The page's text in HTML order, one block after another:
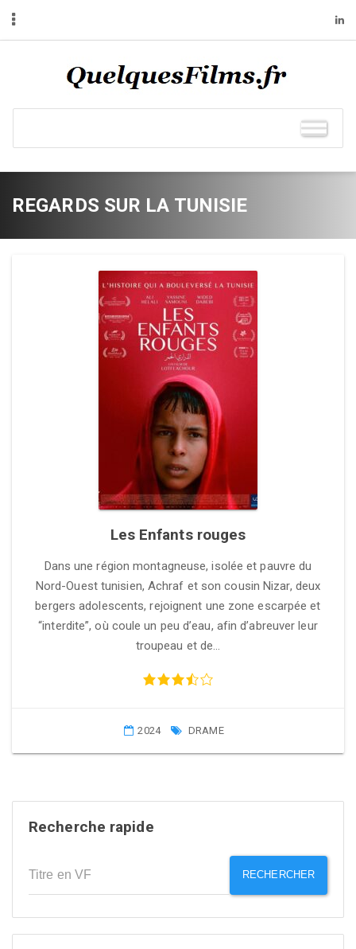
REGARDS SUR LA TUNISIE
Les Enfants rouges
Dans une région montagneuse, isolée et pauvre du
Nord-Ouest tunisien, Achraf et son cousin Nizar, deux
bergers adolescents, rejoignent une zone escarpée et
“interdite”, où coule un peu d’eau, afin d’abreuver leur
troupeau et de…
2024 DRAME
Recherche rapide
RECHERCHER